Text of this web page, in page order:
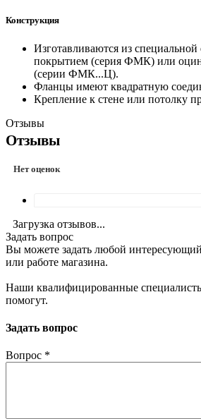
Конструкция
Изготавливаются из
покрытием (серия ФМК) или
(серии ФМК...Ц).
Фланцы имеют квадратную
Крепление к стене или потолку
Отзывы
Отзывы
Нет оценок
Загрузка отзывов...
Задать вопрос
Вы можете задать любой
или работе магазина.
Наши квалифицированные
помогут.
Задать вопрос
Вопрос *